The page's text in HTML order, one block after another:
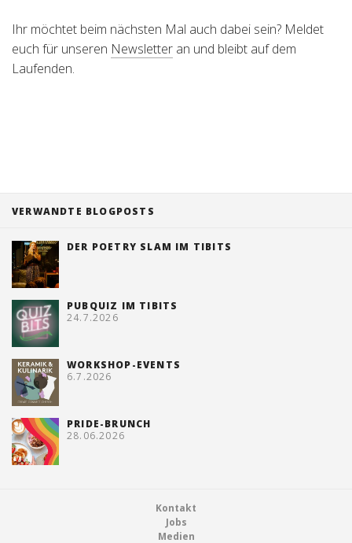
Ihr möchtet beim nächsten Mal auch dabei sein? Meldet
euch für unseren Newsletter an und bleibt auf dem
Laufenden.
VERWANDTE BLOGPOSTS
DER POETRY SLAM IM TIBITS
PUBQUIZ IM TIBITS
24.7.2026
WORKSHOP-EVENTS
6.7.2026
PRIDE-BRUNCH
28.06.2026
Kontakt
Jobs
Medien